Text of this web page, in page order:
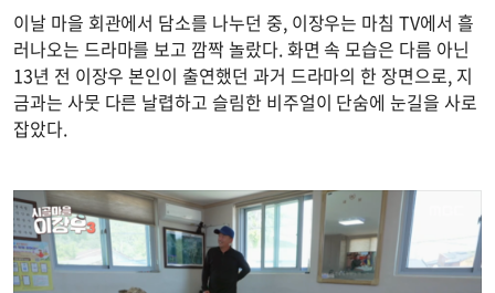
이날 마을 회관에서 담소를 나누던 중, 이장우는 마침 TV에서 흘
러나오는 드라마를 보고 깜짝 놀랐다. 화면 속 모습은 다름 아닌
13년 전 이장우 본인이 출연했던 과거 드라마의 한 장면으로, 지
금과는 사뭇 다른 날렵하고 슬림한 비주얼이 단숨에 눈길을 사로
잡았다.